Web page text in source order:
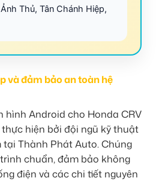
Thủ, Tân Chánh Hiệp,
và đảm bảo an toàn hệ
hình Android cho Honda CRV
hiện bởi đội ngũ kỹ thuật
Thành Phát Auto. Chúng
chuẩn, đảm bảo không
điện và các chi tiết nguyên